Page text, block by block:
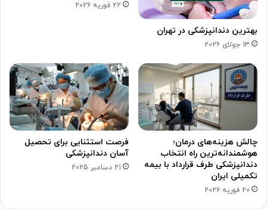
بهترین دندانپزشکی در تهران
13 جولای 2026
22 فوریه 2026
چالش هزینه‌های درمان؛
هوشمندانه‌ترین راه انتخاب
دندانپزشکی طرف قرارداد با بیمه
تکمیلی ایران
20 فوریه 2026
فرصت استثنایی برای تحصیل
آسان دندانپزشکی
21 دسامبر 2025